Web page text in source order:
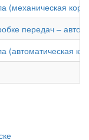
(механическая
передач –
(автоматическая